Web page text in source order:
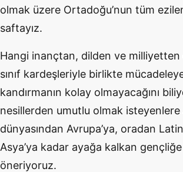
olmak üzere Ortadoğu’nun tüm
saftayız.
Hangi inançtan, dilden ve milliyetten
sınıf kardeşleriyle birlikte
kandırmanın kolay olmayacağını
nesillerden umutlu olmak isteyenlere
dünyasından Avrupa’ya, oradan
Asya’ya kadar ayağa kalkan gençliğe
öneriyoruz.